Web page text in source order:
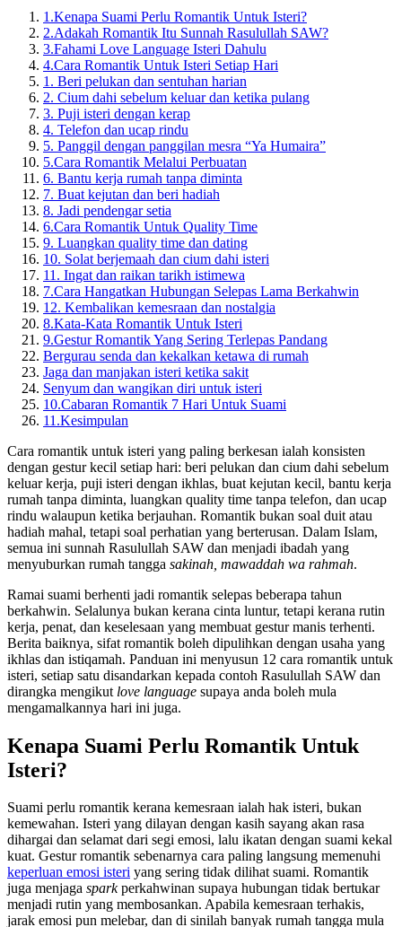
1.Kenapa Suami Perlu Romantik Untuk Isteri?
2.Adakah Romantik Itu Sunnah Rasulullah SAW?
3.Fahami Love Language Isteri Dahulu
4.Cara Romantik Untuk Isteri Setiap Hari
1. Beri pelukan dan sentuhan harian
2. Cium dahi sebelum keluar dan ketika pulang
3. Puji isteri dengan kerap
4. Telefon dan ucap rindu
5. Panggil dengan panggilan mesra “Ya Humaira”
5.Cara Romantik Melalui Perbuatan
6. Bantu kerja rumah tanpa diminta
7. Buat kejutan dan beri hadiah
8. Jadi pendengar setia
6.Cara Romantik Untuk Quality Time
9. Luangkan quality time dan dating
10. Solat berjemaah dan cium dahi isteri
11. Ingat dan raikan tarikh istimewa
7.Cara Hangatkan Hubungan Selepas Lama Berkahwin
12. Kembalikan kemesraan dan nostalgia
8.Kata-Kata Romantik Untuk Isteri
9.Gestur Romantik Yang Sering Terlepas Pandang
Bergurau senda dan kekalkan ketawa di rumah
Jaga dan manjakan isteri ketika sakit
Senyum dan wangikan diri untuk isteri
10.Cabaran Romantik 7 Hari Untuk Suami
11.Kesimpulan
Cara romantik untuk isteri yang paling berkesan ialah konsisten
dengan gestur kecil setiap hari: beri pelukan dan cium dahi sebelum
keluar kerja, puji isteri dengan ikhlas, buat kejutan kecil, bantu kerja
rumah tanpa diminta, luangkan quality time tanpa telefon, dan ucap
rindu walaupun ketika berjauhan. Romantik bukan soal duit atau
hadiah mahal, tetapi soal perhatian yang berterusan. Dalam Islam,
semua ini sunnah Rasulullah SAW dan menjadi ibadah yang
menyuburkan rumah tangga sakinah, mawaddah wa rahmah.
Ramai suami berhenti jadi romantik selepas beberapa tahun
berkahwin. Selalunya bukan kerana cinta luntur, tetapi kerana rutin
kerja, penat, dan keselesaan yang membuat gestur manis terhenti.
Berita baiknya, sifat romantik boleh dipulihkan dengan usaha yang
ikhlas dan istiqamah. Panduan ini menyusun 12 cara romantik untuk
isteri, setiap satu disandarkan kepada contoh Rasulullah SAW dan
dirangka mengikut love language supaya anda boleh mula
mengamalkannya hari ini juga.
Kenapa Suami Perlu Romantik Untuk
Isteri?
Suami perlu romantik kerana kemesraan ialah hak isteri, bukan
kemewahan. Isteri yang dilayan dengan kasih sayang akan rasa
dihargai dan selamat dari segi emosi, lalu ikatan dengan suami kekal
kuat. Gestur romantik sebenarnya cara paling langsung memenuhi
keperluan emosi isteri yang sering tidak dilihat suami. Romantik
juga menjaga sparkperkahwinan supaya hubungan tidak bertukar
menjadi rutin yang membosankan. Apabila kemesraan terhakis,
jarak emosi pun melebar, dan di sinilah banyak rumah tangga mula